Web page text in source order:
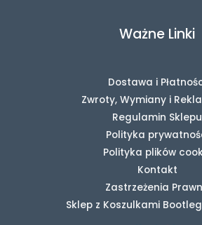
Ważne Linki
Dostawa i
Zwroty, Wymiany i
Regulamin Sklepu
Polityka
Polityka plików
Kontakt
Zastrzeżenia
Sklep z Koszulkami